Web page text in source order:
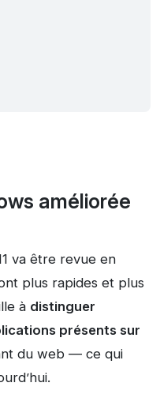
améliorée
va être revue en
plus rapides et plus
à distinguer
présents sur
du web — ce qui